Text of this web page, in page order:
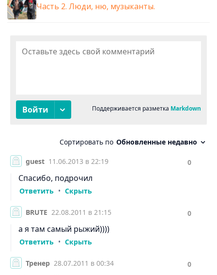
Часть 2. Люди, ню, музыканты.